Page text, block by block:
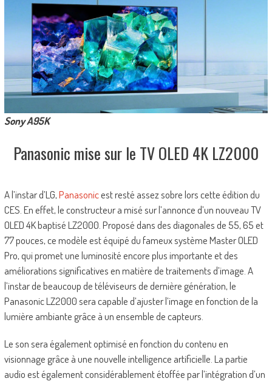
Sony A95K
Panasonic mise sur le TV OLED 4K LZ2000
A l’instar d’LG,Panasonicest resté assez sobre lors cette édition du
CES. En effet, le constructeur a misé sur l’annonce d’un nouveau TV
OLED 4K baptisé LZ2000. Proposé dans des diagonales de 55, 65 et
77 pouces, ce modèle est équipé du fameux système Master OLED
Pro, qui promet une luminosité encore plus importante et des
améliorations significatives en matière de traitements d’image. A
l’instar de beaucoup de téléviseurs de dernière génération, le
Panasonic LZ2000 sera capable d’ajuster l’image en fonction de la
lumière ambiante grâce à un ensemble de capteurs.
Le son sera également optimisé en fonction du contenu en
visionnage grâce à une nouvelle intelligence artificielle. La partie
audio est également considérablement étoffée par l’intégration d’un